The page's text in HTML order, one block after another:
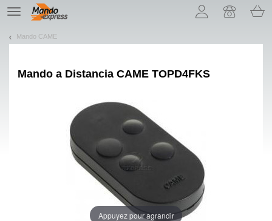
TE
navigation
Mando CAME
Mando a Distancia CAME TOPD4FKS
Appuyez pour agrandir
¡Permítenos presentarte nuestras cookies!